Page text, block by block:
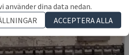
använder dina data nedan.
ACCEPTERA ALLA